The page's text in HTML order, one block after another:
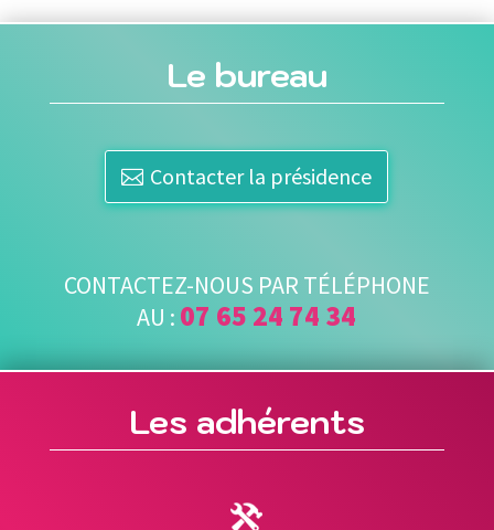
Le bureau
Contacter la présidence
CONTACTEZ-NOUS PAR TÉLÉPHONE
AU : 07 65 24 74 34
Les adhérents